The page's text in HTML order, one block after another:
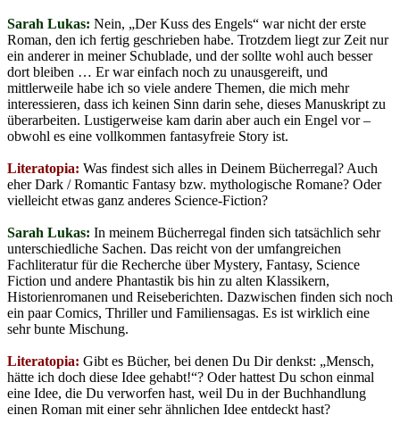
Sarah Lukas: Nein, „Der Kuss des Engels“ war nicht der erste
Roman, den ich fertig geschrieben habe. Trotzdem liegt zur Zeit nur
ein anderer in meiner Schublade, und der sollte wohl auch besser
dort bleiben … Er war einfach noch zu unausgereift, und
mittlerweile habe ich so viele andere Themen, die mich mehr
interessieren, dass ich keinen Sinn darin sehe, dieses Manuskript zu
überarbeiten. Lustigerweise kam darin aber auch ein Engel vor –
obwohl es eine vollkommen fantasyfreie Story ist.
Literatopia: Was findest sich alles in Deinem Bücherregal? Auch
eher Dark / Romantic Fantasy bzw. mythologische Romane? Oder
vielleicht etwas ganz anderes Science-Fiction?
Sarah Lukas: In meinem Bücherregal finden sich tatsächlich sehr
unterschiedliche Sachen. Das reicht von der umfangreichen
Fachliteratur für die Recherche über Mystery, Fantasy, Science
Fiction und andere Phantastik bis hin zu alten Klassikern,
Historienromanen und Reiseberichten. Dazwischen finden sich noch
ein paar Comics, Thriller und Familiensagas. Es ist wirklich eine
sehr bunte Mischung.
Literatopia: Gibt es Bücher, bei denen Du Dir denkst: „Mensch,
hätte ich doch diese Idee gehabt!“? Oder hattest Du schon einmal
eine Idee, die Du verworfen hast, weil Du in der Buchhandlung
einen Roman mit einer sehr ähnlichen Idee entdeckt hast?